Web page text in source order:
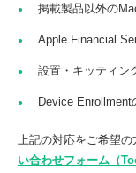
掲載製品以外の
Apple Financial
設置・キッティン
Device Enrollment
上記の対応をご希望
い合わせフォーム（